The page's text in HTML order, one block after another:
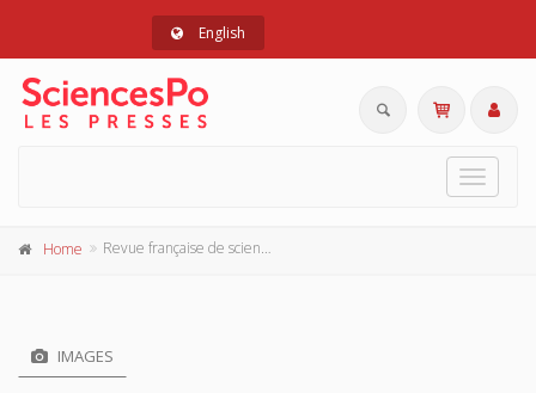
English
Toggle
Home Revue française de science politique 64-5, 2014
IMAGES